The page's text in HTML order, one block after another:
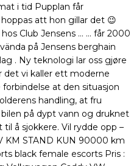
i tid Pupplan får
att hon gillar det 😉
Club Jensens … … får 2000
på Jensens berghain
. Ny teknologi lar oss gjøre
det vi kaller ett moderne
at den situasjon
handling, at fru
på dypt vann og druknet
å sjokkere. Vil rydde opp –
KM STAND KUN 90000 km
black female escorts Pris :